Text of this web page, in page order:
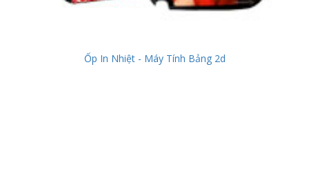
Ốp In Nhiệt - Máy Tính Bảng 2d